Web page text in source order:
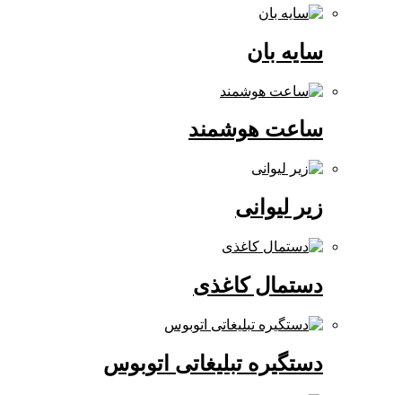
ساعت هوشمند
زیر لیوانی
دستمال کاغذی
دستگیره تبلیغاتی اتوبوس